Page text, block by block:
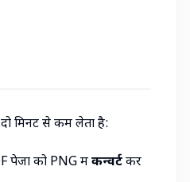
मिनट से कम लेता है:
पेजों को PNG मेंकन्वर्टकरें